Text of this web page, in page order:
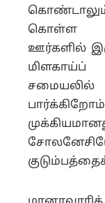
கொள்ள
ஊர்களில்